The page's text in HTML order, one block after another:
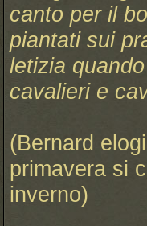
canto per il
piantati sui
letizia
cavalieri e
(Bernard
primavera si
inverno)